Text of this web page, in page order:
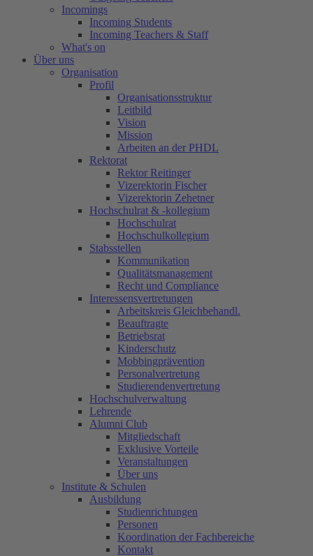
Incomings
Incoming Students
Incoming Teachers & Staff
What's on
Über uns
Organisation
Profil
Organisationsstruktur
Leitbild
Vision
Mission
Arbeiten an der PHDL
Rektorat
Rektor Reitinger
Vizerektorin Fischer
Vizerektorin Zehetner
Hochschulrat & -kollegium
Hochschulrat
Hochschulkollegium
Stabsstellen
Kommunikation
Qualitätsmanagement
Recht und Compliance
Interessensvertretungen
Arbeitskreis Gleichbehandl.
Beauftragte
Betriebsrat
Kinderschutz
Mobbingprävention
Personalvertretung
Studierendenvertretung
Hochschulverwaltung
Lehrende
Alumni Club
Mitgliedschaft
Exklusive Vorteile
Veranstaltungen
Über uns
Institute & Schulen
Ausbildung
Studienrichtungen
Personen
Koordination der Fachbereiche
Kontakt